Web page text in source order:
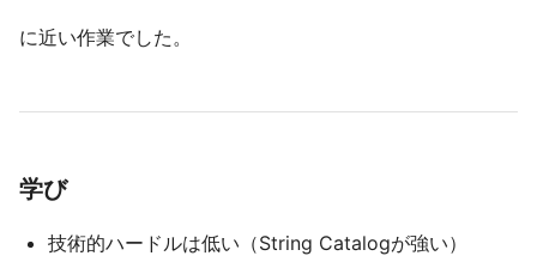
に近い作業でした。
学び
技術的ハードルは低い（String Catalogが強い）